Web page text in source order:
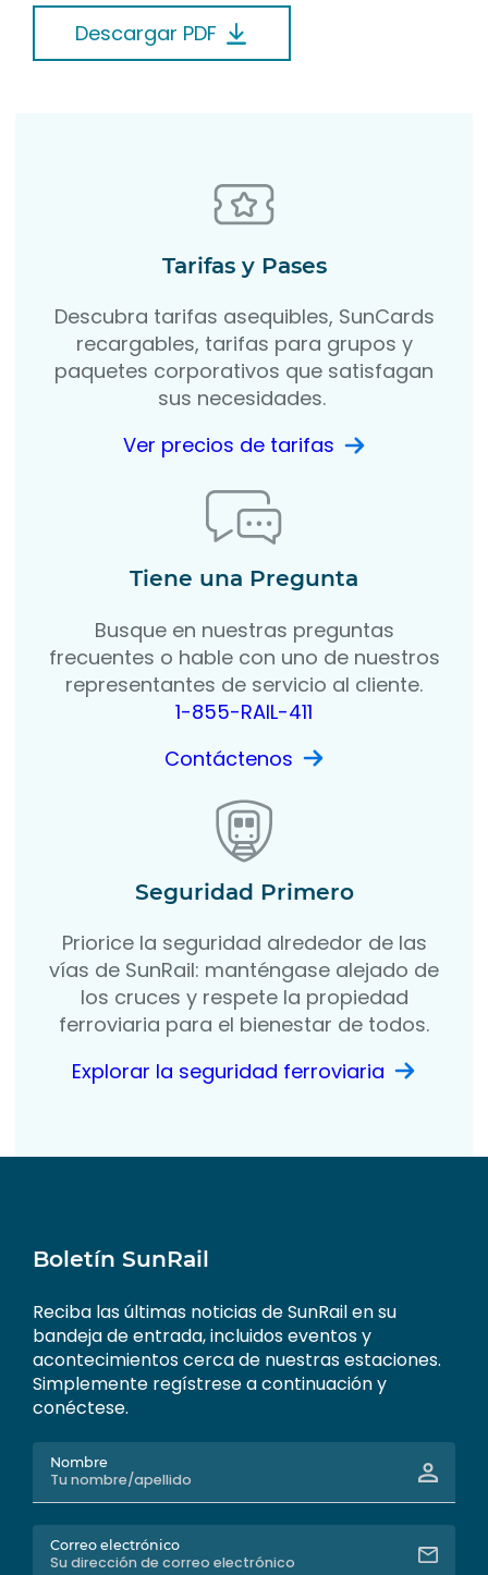
Descargar PDF
Tarifas y Pases
Descubra tarifas asequibles, SunCards
recargables, tarifas para grupos y
paquetes corporativos que satisfagan
sus necesidades.
Ver precios de tarifas
Tiene una Pregunta
Busque en nuestras preguntas
frecuentes o hable con uno de nuestros
representantes de servicio al cliente.
1-855-RAIL-411
Contáctenos
Seguridad Primero
Priorice la seguridad alrededor de las
vías de SunRail: manténgase alejado de
los cruces y respete la propiedad
ferroviaria para el bienestar de todos.
Explorar la seguridad ferroviaria
Boletín SunRail
Reciba las últimas noticias de SunRail en su
bandeja de entrada, incluidos eventos y
acontecimientos cerca de nuestras estaciones.
Simplemente regístrese a continuación y
conéctese.
Nombre
Correo electrónico